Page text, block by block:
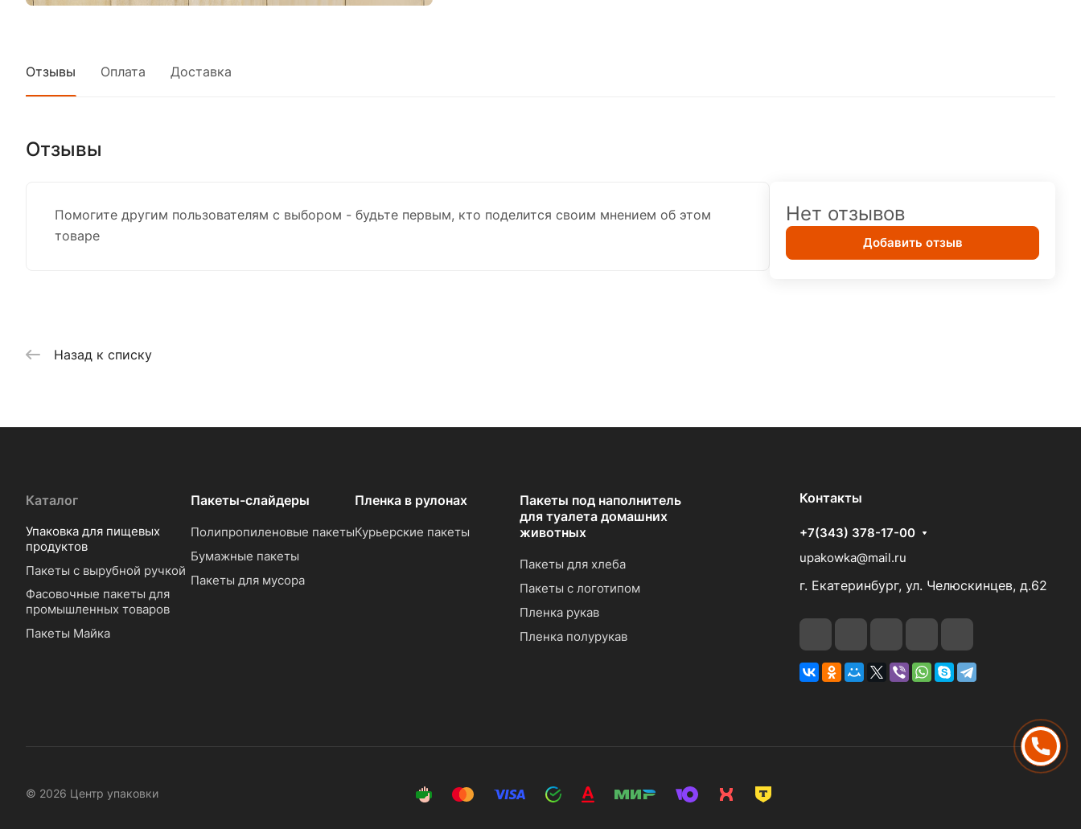
Отзывы Оплата Доставка
Отзывы
Помогите другим пользователям с выбором - будьте первым, кто поделится своим мнением об этом
товаре
Нет отзывов
Добавить отзыв
Назад к списку
Каталог
Упаковка для пищевых
продуктов
Пакеты с вырубной ручкой
Фасовочные пакеты для
промышленных товаров
Пакеты Майка
Пакеты-слайдеры
Полипропиленовые пакеты
Бумажные пакеты
Пакеты для мусора
Пленка в рулонах
Курьерские пакеты
Пакеты под наполнитель
для туалета домашних
животных
Пакеты для хлеба
Пакеты с логотипом
Пленка рукав
Пленка полурукав
Контакты
+7(343) 378-17-00
upakowka@mail.ru
г. Екатеринбург, ул. Челюскинцев, д.62
© 2026 Центр упаковки
НАПИСАТЬ